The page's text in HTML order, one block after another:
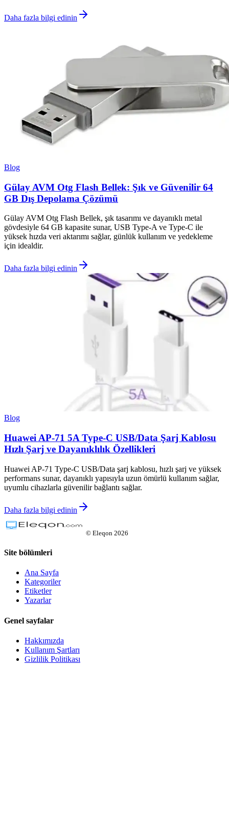
Daha fazla bilgi edinin
Blog
Gülay AVM Otg Flash Bellek: Şık ve Güvenilir 64
GB Dış Depolama Çözümü
Gülay AVM Otg Flash Bellek, şık tasarımı ve dayanıklı metal
gövdesiyle 64 GB kapasite sunar, USB Type-A ve Type-C ile
yüksek hızda veri aktarımı sağlar, günlük kullanım ve yedekleme
için idealdir.
Daha fazla bilgi edinin
Blog
Huawei AP-71 5A Type-C USB/Data Şarj Kablosu
Hızlı Şarj ve Dayanıklılık Özellikleri
Huawei AP-71 Type-C USB/Data şarj kablosu, hızlı şarj ve yüksek
performans sunar, dayanıklı yapısıyla uzun ömürlü kullanım sağlar,
uyumlu cihazlarla güvenilir bağlantı sağlar.
Daha fazla bilgi edinin
© Eleqon 2026
Site bölümleri
Ana Sayfa
Kategoriler
Etiketler
Yazarlar
Genel sayfalar
Hakkımızda
Kullanım Şartları
Gizlilik Politikası